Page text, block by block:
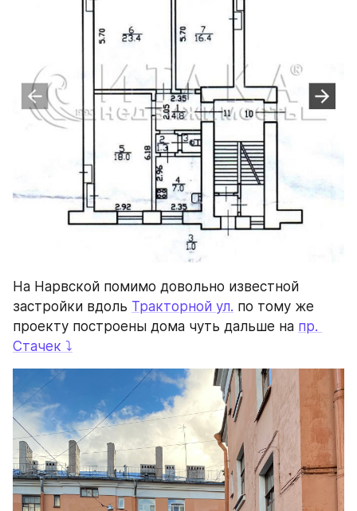
На Нарвской помимо довольно известной
застройки вдоль Тракторной ул. по тому же
проекту построены дома чуть дальше на пр.
Стачек ⤵️